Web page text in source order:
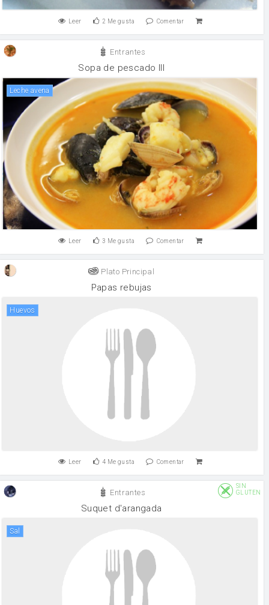
Leer 2 Me gusta Comentar
Entrantes
Sopa de pescado III
leche avena
Leer 3 Me gusta Comentar
Plato Principal
Papas rebujas
huevos
Leer 4 Me gusta Comentar
Entrantes
SIN
GLUTEN
Suquet d'arangada
sal